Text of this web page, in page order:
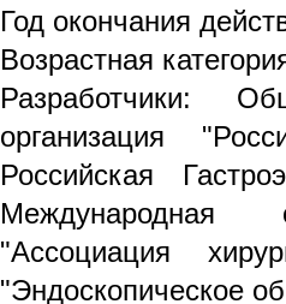
Год окончания
Возрастная
Разработчики:
организация
Российская
Международная
"Ассоциация
"Эндоскопическое